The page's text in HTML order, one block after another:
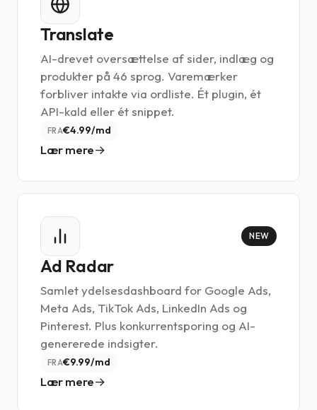
Translate
AI-drevet oversættelse af sider, indlæg og
produkter på 46 sprog. Varemærker
forbliver intakte via ordliste. Ét plugin, ét
API-kald eller ét snippet.
FRA€4.99/md
Lær mere
NEW
Ad Radar
Samlet ydelsesdashboard for Google Ads,
Meta Ads, TikTok Ads, LinkedIn Ads og
Pinterest. Plus konkurrentsporing og AI-
genererede indsigter.
FRA€9.99/md
Lær mere